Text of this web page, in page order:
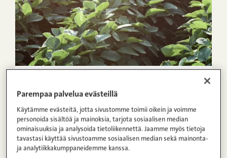
Gm-vapaa tuotantoketju alkaa jo
rehutehtaalla
Parempaa palvelua evästeillä
Käytämme evästeitä, jotta sivustomme toimii oikein ja voimme
personoida sisältöä ja mainoksia, tarjota sosiaalisen median
ominaisuuksia ja analysoida tietoliikennettä. Jaamme myös tietoja
tavastasi käyttää sivustoamme sosiaalisen median sekä mainonta-
ja analytiikkakumppaneidemme kanssa.